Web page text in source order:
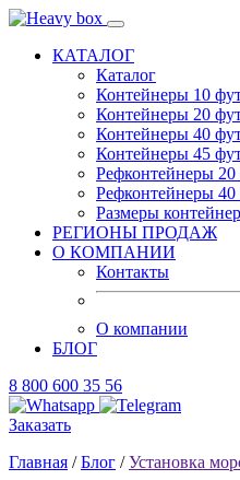
КАТАЛОГ
Каталог
Контейнеры 10
Контейнеры 20
Контейнеры 40
Контейнеры 45
Рефконтейнеры 20
Рефконтейнеры 40
Размеры
РЕГИОНЫ ПРОДАЖ
О КОМПАНИИ
Контакты
О компании
БЛОГ
8 800 600 35 56
Заказать
Главная /Блог /Установка